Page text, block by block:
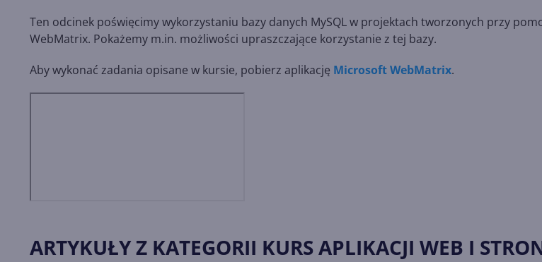
Ten odcinek poświęcimy wykorzystaniu bazy danych MySQL w projektach tworzonych przy
WebMatrix. Pokażemy m.in. możliwości upraszczające korzystanie z tej bazy.
Aby wykonać zadania opisane w kursie, pobierz aplikację Microsoft WebMatrix.
ARTYKUŁY Z KATEGORII KURS APLIKACJI WEB I